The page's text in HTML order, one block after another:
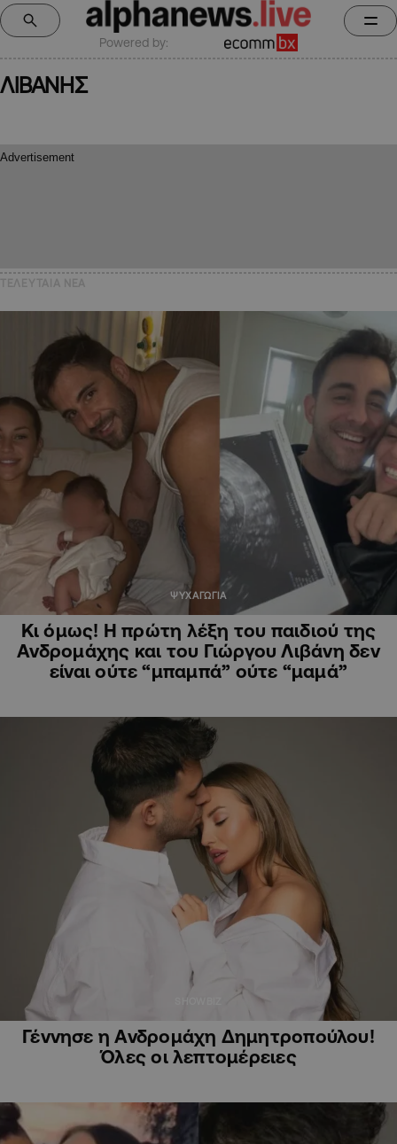
Powered by:
ΛΙΒΑΝΗΣ
ΨΥΧΑΓΩΓΙΑ
Κι όμως! Η πρώτη λέξη του παιδιού της
Ανδρομάχης και του Γιώργου Λιβάνη δεν
είναι ούτε “μπαμπά” ούτε “μαμά”
Γέννησε η Ανδρομάχη Δημητροπούλου!
Όλες οι λεπτομέρειες